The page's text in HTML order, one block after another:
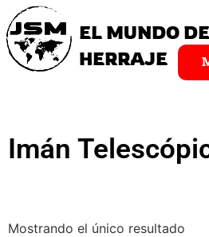
EL MUNDO
HERRAJE
Imán
Mostrando el único resultado